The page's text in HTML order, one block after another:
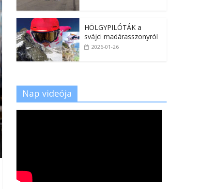
HÖLGYPILÓTÁK a
svájci madárasszonyról
2026-01-26
Nap videója